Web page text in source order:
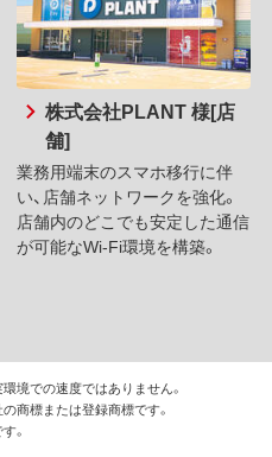
株式会社PLANT 様[店
舗]
業務用端末のスマホ移行に伴
い、店舗ネットワークを強化。
店舗内のどこでも安定した通信
が可能なWi-Fi環境を構築。
境での速度ではありません。
商標または登録商標です。
。